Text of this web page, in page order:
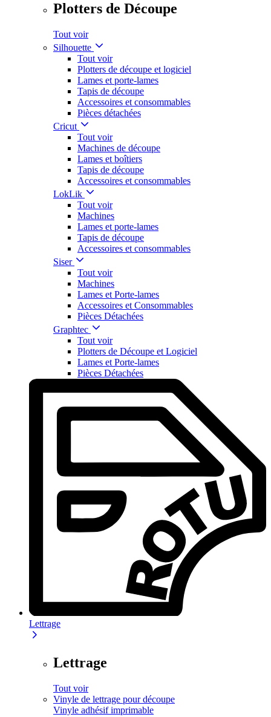
Plotters de Découpe
Tout voir
Silhouette
Tout voir
Plotters de découpe et logiciel
Lames et porte-lames
Tapis de découpe
Accessoires et consommables
Pièces détachées
Cricut
Tout voir
Machines de découpe
Lames et boîtiers
Tapis de découpe
Accessoires et consommables
LokLik
Tout voir
Machines
Lames et porte-lames
Tapis de découpe
Accessoires et consommables
Siser
Tout voir
Machines
Lames et Porte-lames
Accessoires et Consommables
Pièces Détachées
Graphtec
Tout voir
Plotters de Découpe et Logiciel
Lames et Porte-lames
Pièces Détachées
Lettrage
Lettrage
Tout voir
Vinyle de lettrage pour découpe
Vinyle adhésif imprimable